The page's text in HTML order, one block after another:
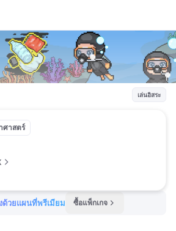
เล่นอิสระ
ศาสตร์
ด้วยแผนที่พรีเมียม ซื้อแพ็กเกจ